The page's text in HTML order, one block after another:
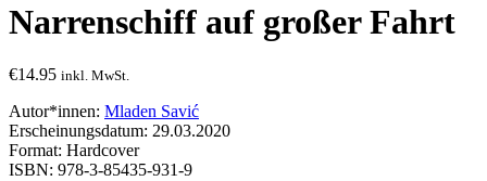
Narrenschiff auf großer Fahrt
€14.95 inkl. MwSt.
Autor*innen: Mladen Savić
Erscheinungsdatum: 29.03.2020
Format: Hardcover
ISBN: 978-3-85435-931-9